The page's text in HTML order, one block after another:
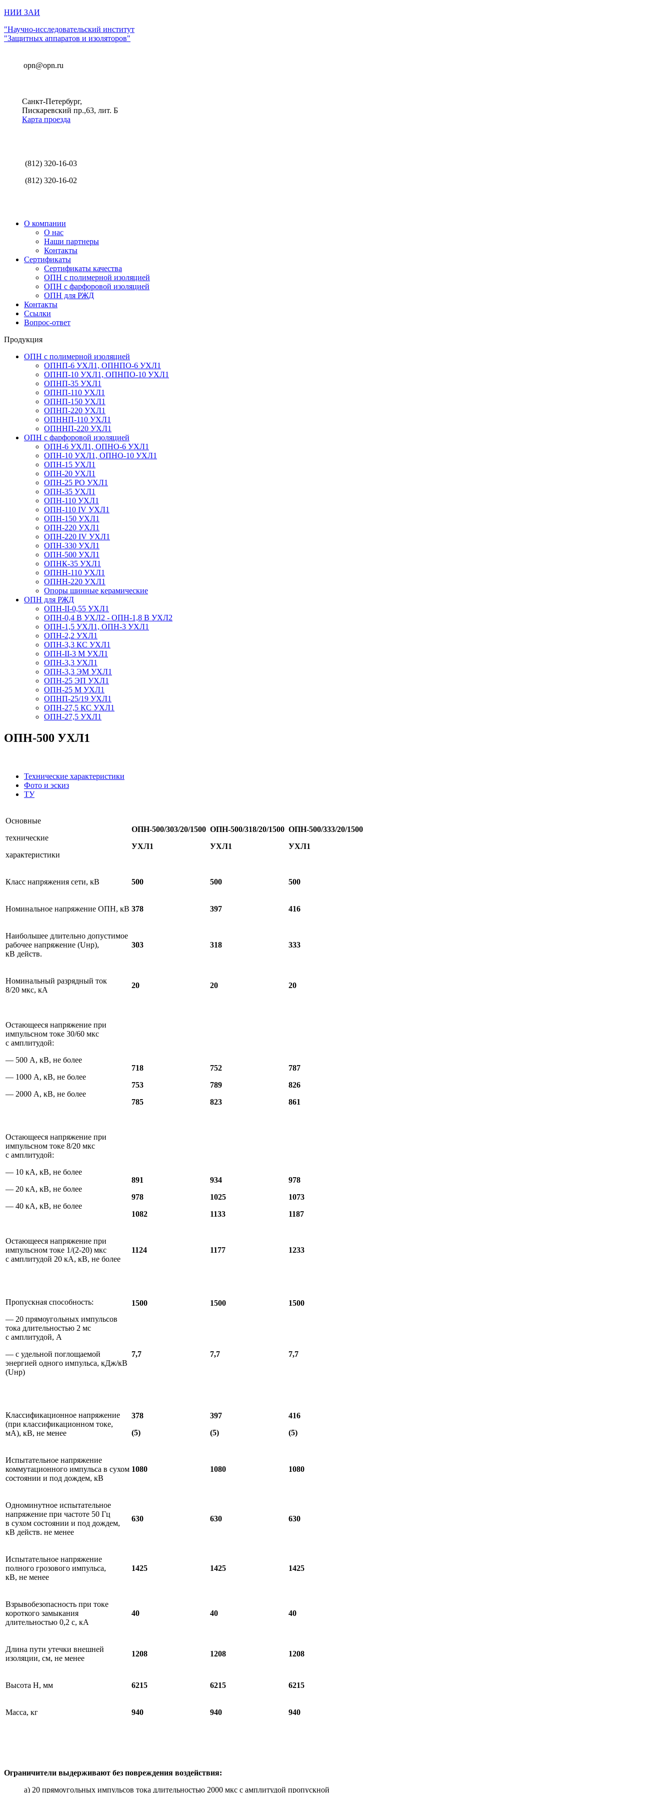
НИИ ЗАИ
"Научно-исследовательский институт
"Защитных аппаратов и изоляторов"
opn@opn.ru
Санкт-Петербург,
Пискаревский пр.,63, лит. Б
Карта проезда
(812) 320-16-03
(812) 320-16-02
О компании
О нас
Наши партнеры
Контакты
Сертификаты
Сертификаты качества
ОПН с полимерной изоляцией
ОПН с фарфоровой изоляцией
ОПН для РЖД
Контакты
Ссылки
Вопрос-ответ
Продукция
ОПН с полимерной изоляцией
ОПНП-6 УХЛ1, ОПНПО-6 УХЛ1
ОПНП-10 УХЛ1, ОПНПО-10 УХЛ1
ОПНП-35 УХЛ1
ОПНП-110 УХЛ1
ОПНП-150 УХЛ1
ОПНП-220 УХЛ1
ОПННП-110 УХЛ1
ОПННП-220 УХЛ1
ОПН с фарфоровой изоляцией
ОПН-6 УХЛ1, ОПНО-6 УХЛ1
ОПН-10 УХЛ1, ОПНО-10 УХЛ1
ОПН-15 УХЛ1
ОПН-20 УХЛ1
ОПН-25 РО УХЛ1
ОПН-35 УХЛ1
ОПН-110 УХЛ1
ОПН-110 IV УХЛ1
ОПН-150 УХЛ1
ОПН-220 УХЛ1
ОПН-220 IV УХЛ1
ОПН-330 УХЛ1
ОПН-500 УХЛ1
ОПНК-35 УХЛ1
ОПНН-110 УХЛ1
ОПНН-220 УХЛ1
Опоры шинные керамические
ОПН для РЖД
ОПН-II-0,55 УХЛ1
ОПН-0,4 В УХЛ2 - ОПН-1,8 В УХЛ2
ОПН-1,5 УХЛ1, ОПН-3 УХЛ1
ОПН-2,2 УХЛ1
ОПН-3,3 КС УХЛ1
ОПН-II-3 М УХЛ1
ОПН-3,3 УХЛ1
ОПН-3,3 ЭМ УХЛ1
ОПН-25 ЭП УХЛ1
ОПН-25 М УХЛ1
ОПНП-25/19 УХЛ1
ОПН-27,5 КС УХЛ1
ОПН-27,5 УХЛ1
ОПН-500 УХЛ1
Технические характеристики
Фото и эскиз
ТУ
Основные
технические
характеристики
ОПН-500/303/20/1500
УХЛ1
ОПН-500/318/20/1500
УХЛ1
ОПН-500/333/20/1500
УХЛ1
Класс напряжения сети, кВ 500 500 500
Номинальное напряжение ОПН, кВ 378 397 416
Наибольшее длительно допустимое
рабочее напряжение (Uнр),
кВ действ.
303 318 333
Номинальный разрядный ток
8/20 мкс, кА
20 20 20
Остающееся напряжение при
импульсном токе 30/60 мкс
с амплитудой:
— 500 А, кВ, не более
— 1000 А, кВ, не более
— 2000 А, кВ, не более
718
753
785
752
789
823
787
826
861
Остающееся напряжение при
импульсном токе 8/20 мкс
с амплитудой:
— 10 кА, кВ, не более
— 20 кА, кВ, не более
— 40 кА, кВ, не более
891
978
1082
934
1025
1133
978
1073
1187
Остающееся напряжение при
импульсном токе 1/(2-20) мкс
с амплитудой 20 кА, кВ, не более
1124 1177 1233
Пропускная способность:
— 20 прямоугольных импульсов
тока длительностью 2 мс
с амплитудой, А
— с удельной поглощаемой
энергией одного импульса, кДж/кВ
(Uнр)
1500
7,7
1500
7,7
1500
7,7
Классификационное напряжение
(при классификационном токе,
мА), кВ, не менее
378
(5)
397
(5)
416
(5)
Испытательное напряжение
коммутационного импульса в сухом
состоянии и под дождем, кВ
1080 1080 1080
Одноминутное испытательное
напряжение при частоте 50 Гц
в сухом состоянии и под дождем,
кВ действ. не менее
630 630 630
Испытательное напряжение
полного грозового импульса,
кВ, не менее
1425 1425 1425
Взрывобезопасность при токе
короткого замыкания
длительностью 0,2 с, кА
40 40 40
Длина пути утечки внешней
изоляции, см, не менее
1208 1208 1208
Высота Н, мм 6215 6215 6215
Масса, кг 940 940 940
Ограничители выдерживают без повреждения воздействия:
а) 20 прямоугольных импульсов тока длительностью 2000 мкс с амплитудой пропускной